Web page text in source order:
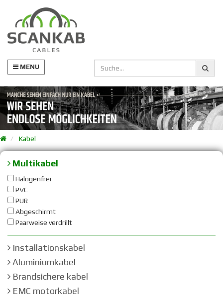
MENU
Kabel
Multikabel
Halogenfrei
PVC
PUR
Abgeschirmt
Paarweise verdrillt
Installationskabel
Aluminiumkabel
Brandsichere kabel
EMC motorkabel